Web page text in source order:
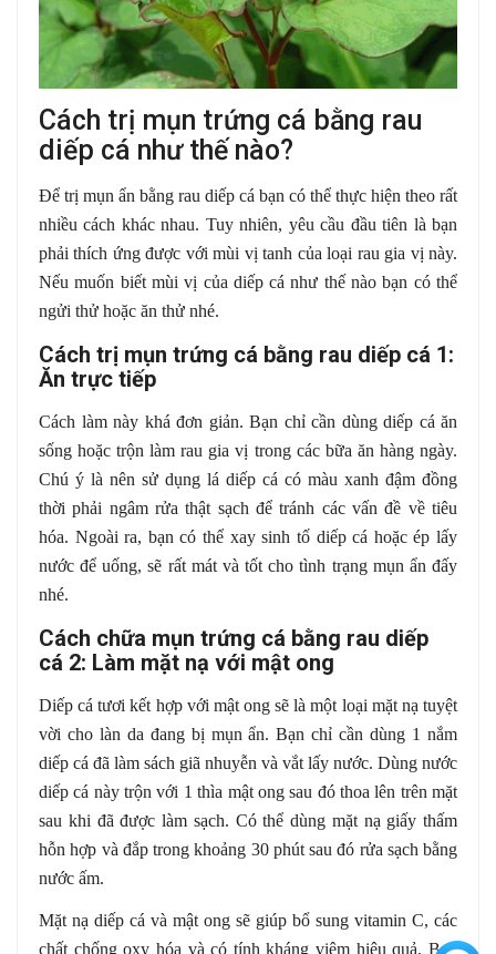
Cách trị mụn trứng cá bằng rau
diếp cá như thế nào?
Để trị mụn ẩn bằng rau diếp cá bạn có thể thực hiện theo rất
nhiều cách khác nhau. Tuy nhiên, yêu cầu đầu tiên là bạn
phải thích ứng được với mùi vị tanh của loại rau gia vị này.
Nếu muốn biết mùi vị của diếp cá như thế nào bạn có thể
ngửi thử hoặc ăn thử nhé.
Cách trị mụn trứng cá bằng rau diếp cá 1:
Ăn trực tiếp
Cách làm này khá đơn giản. Bạn chỉ cần dùng diếp cá ăn
sống hoặc trộn làm rau gia vị trong các bữa ăn hàng ngày.
Chú ý là nên sử dụng lá diếp cá có màu xanh đậm đồng
thời phải ngâm rửa thật sạch để tránh các vấn đề về tiêu
hóa. Ngoài ra, bạn có thể xay sinh tố diếp cá hoặc ép lấy
nước để uống, sẽ rất mát và tốt cho tình trạng mụn ẩn đấy
nhé.
Cách chữa mụn trứng cá bằng rau diếp
cá 2: Làm mặt nạ với mật ong
Diếp cá tươi kết hợp với mật ong sẽ là một loại mặt nạ tuyệt
vời cho làn da đang bị mụn ẩn. Bạn chỉ cần dùng 1 nắm
diếp cá đã làm sách giã nhuyễn và vắt lấy nước. Dùng nước
diếp cá này trộn với 1 thìa mật ong sau đó thoa lên trên mặt
sau khi đã được làm sạch. Có thể dùng mặt nạ giấy thấm
hỗn hợp và đắp trong khoảng 30 phút sau đó rửa sạch bằng
nước ấm.
Mặt nạ diếp cá và mật ong sẽ giúp bổ sung vitamin C, các
chất chống oxy hóa và có tính kháng viêm hiệu quả. Bạn